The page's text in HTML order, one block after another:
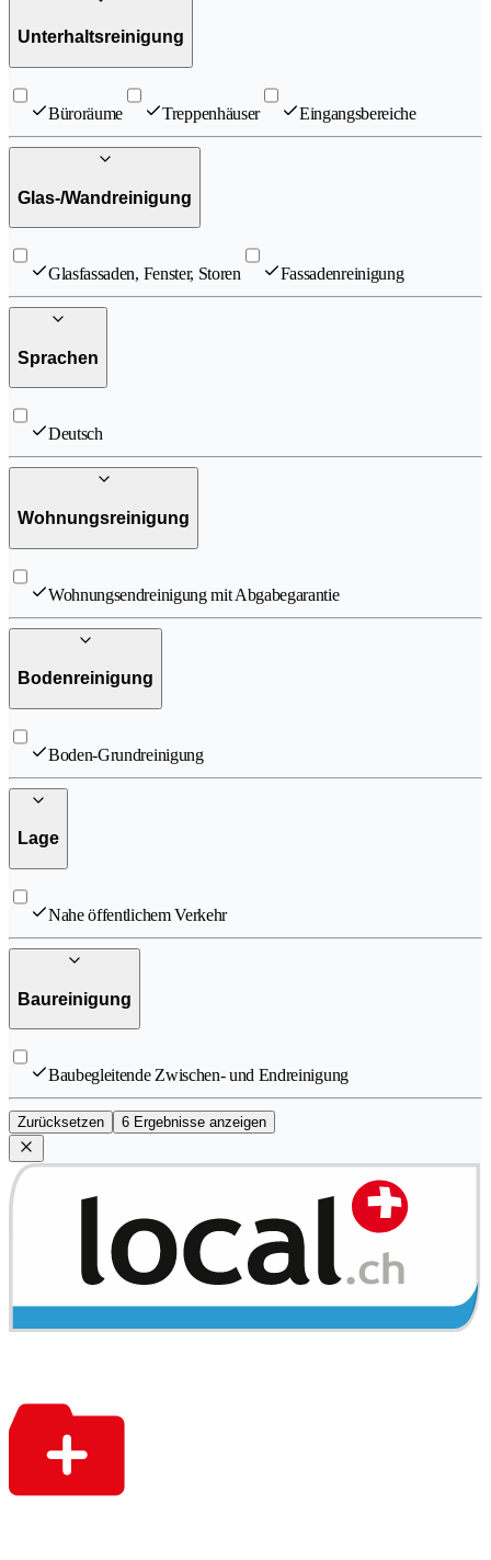
Unterhaltsreinigung
Büroräume Treppenhäuser Eingangsbereiche
Glas-/Wandreinigung
Glasfassaden, Fenster, Storen Fassadenreinigung
Sprachen
Deutsch
Wohnungsreinigung
Wohnungsendreinigung mit Abgabegarantie
Bodenreinigung
Boden-Grundreinigung
Lage
Nahe öffentlichem Verkehr
Baureinigung
Baubegleitende Zwischen- und Endreinigung
Zurücksetzen 6 Ergebnisse anzeigen